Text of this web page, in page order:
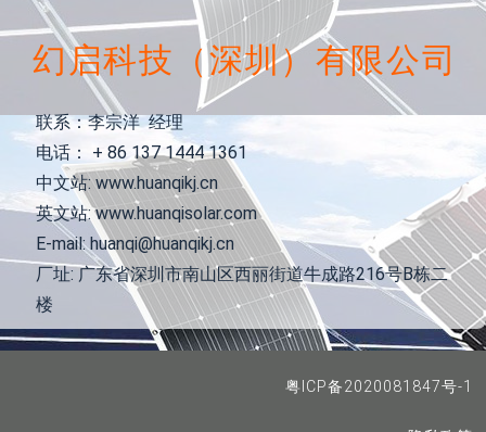
幻启科技（深圳）有限公司
联系：李宗洋 经理
电话： + 86 137 1444 1361
中文站: www.huanqikj.cn
英文站: www.huanqisolar.com
E-mail: huanqi@huanqikj.cn
厂址: 广东省深圳市南山区西丽街道牛成路216号B栋二
楼
粤ICP备2020081847号-1